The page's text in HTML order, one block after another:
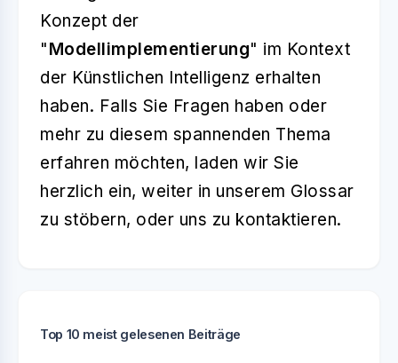
Konzept der
"Modellimplementierung" im Kontext
der Künstlichen Intelligenz erhalten
haben. Falls Sie Fragen haben oder
mehr zu diesem spannenden Thema
erfahren möchten, laden wir Sie
herzlich ein, weiter in unserem Glossar
zu stöbern, oder uns zu kontaktieren.
Top 10 meist gelesenen Beiträge